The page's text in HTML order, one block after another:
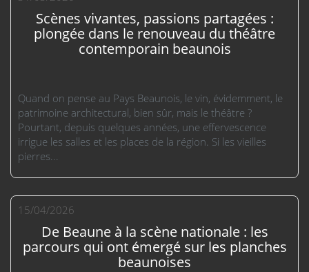
Scènes vivantes, passions partagées :
plongée dans le renouveau du théâtre
contemporain beaunois
Quand on pense au Pays Beaunois, le vin, évidemment, le
patrimoine architectural, bien sûr, mais le théâtre ?
Pourtant, depuis quelques années, une effervescence
irrigue les salles et les places de la région. Si les vieilles
pierres...
15/04/2026
De Beaune à la scène nationale : les
parcours qui ont émergé sur les planches
beaunoises